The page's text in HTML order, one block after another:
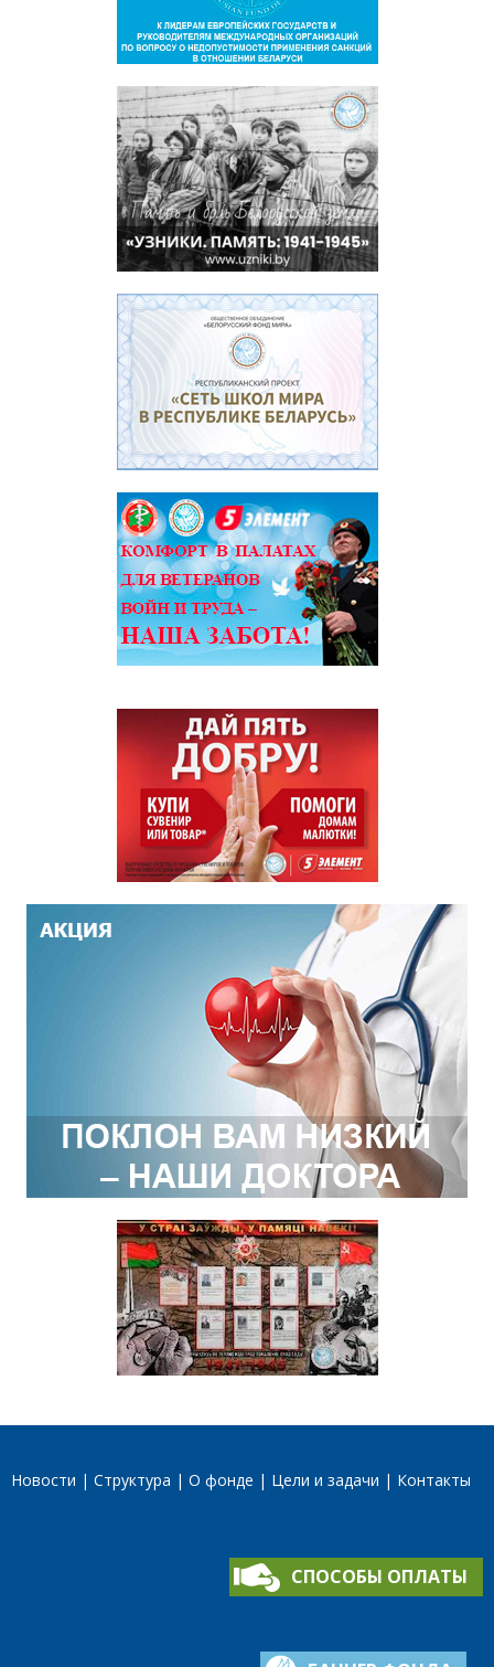
Новости Структура О фонде Цели и задачи Контакты
СПОСОБЫ ОПЛАТЫ